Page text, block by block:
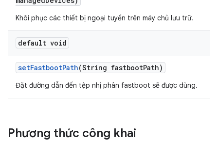
Khôi phục các thiết bị ngoại tuyến trên máy chủ lưu trữ.
default void
setFastbootPath(String fastbootPath)
Đặt đường dẫn đến tệp nhị phân fastboot sẽ được dùng.
Phương thức công khai